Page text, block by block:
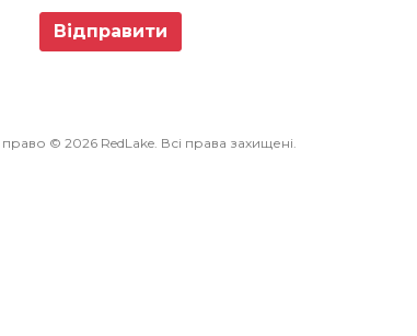
Відправити
© 2026 RedLake. Всі права захищені.